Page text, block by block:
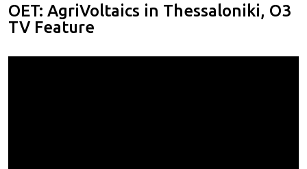
OET: AgriVoltaics in Thessaloniki, O3
TV Feature